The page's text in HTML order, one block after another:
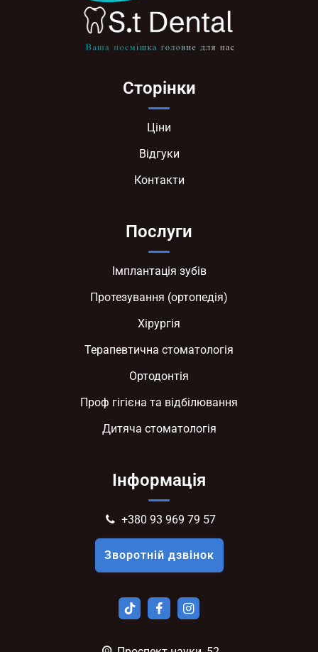
Сторінки
Ціни
Відгуки
Контакти
Послуги
Імплантація зубів
Протезування (ортопедія)
Хірургія
Терапевтична стоматологія
Ортодонтія
Проф гігієна та відбілювання
Дитяча стоматологія
Інформація
+380 93 969 79 57
Зворотній дзвінок